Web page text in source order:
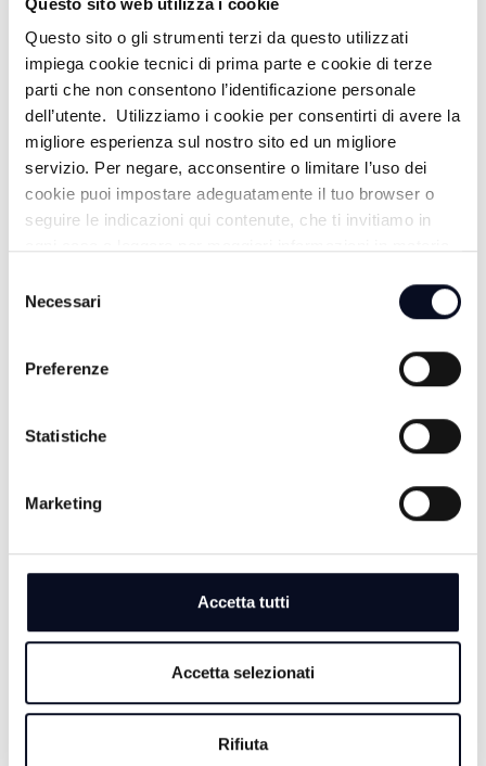
Questo sito o gli strumenti terzi da questo utilizzati
impiega cookie tecnici di prima parte e cookie di terze
parti che non consentono l’identificazione personale
dell’utente. Utilizziamo i cookie per consentirti di avere la
migliore esperienza sul nostro sito ed un migliore
servizio. Per negare, acconsentire o limitare l’uso dei
cookie puoi impostare adeguatamente il tuo browser o
seguire le indicazioni qui contenute, che ti invitiamo in
delNecessari
Preferenze
Statistiche
Marketing
Accetta tutti
Accetta selezionati
Rifiuta
ALTRE NOTIZIE
Senigallia è abbattuta sull'1-4
CALCIO: Ravenna, si comincia a Benevento,
8 AGOSTO 2026
MOTORI: Ottimo rientro per Bezzecchi, è terzo nella